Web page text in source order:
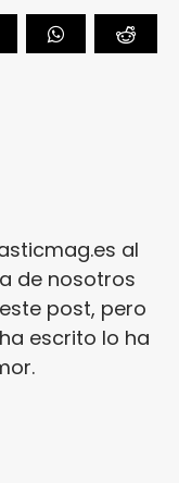
al
de nosotros
post, pero
escrito lo ha